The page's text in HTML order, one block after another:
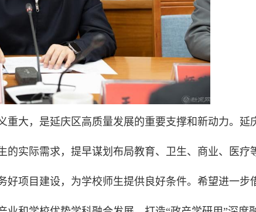
重大，是延庆区高质量发展的重要支撑和新动力。延
的实际需求，提早谋划布局教育、卫生、商业、医疗
好项目建设，为学校师生提供良好条件。希望进一步